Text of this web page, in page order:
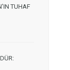
TUHAF